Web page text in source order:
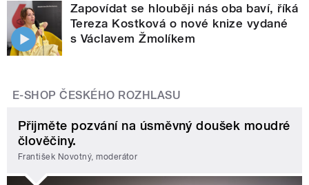
Zapovídat se hlouběji nás oba baví, říká
Tereza Kostková o nové knize vydané
s Václavem Žmolíkem
E-SHOP ČESKÉHO ROZHLASU
Přijměte pozvání na úsměvný doušek moudré
člověčiny.
František Novotný, moderátor